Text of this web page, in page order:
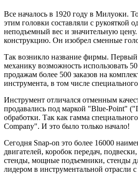
Все началось в 1920 году в Милуоки.
этим головки составляли с
неподъемный вес и значительную
конструкцию. Он изобрел сменные
Так возникло название фирмы. Первый
механику возможность использовать
продажам более 500 заказов на
инструмента, в том числе
Инструмент отличался отменным
продавались под маркой "Blue-Point"
обработки. Так как гамма
Company". И это было только начало!
Сегодня Snap-on это более 16000
двигателей, коробок передач,
стенды, мощные подъемники, стенды
лидером в инструментальной отрасли